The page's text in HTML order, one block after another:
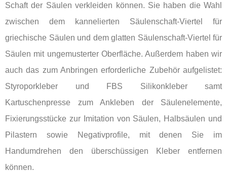
Schaft der Säulen verkleiden können. Sie haben die Wahl
zwischen dem kannelierten Säulenschaft-Viertel für
griechische Säulen und dem glatten Säulenschaft-Viertel für
Säulen mit ungemusterter Oberfläche. Außerdem haben wir
auch das zum Anbringen erforderliche Zubehör aufgelistet:
Styroporkleber und FBS Silikonkleber samt
Kartuschenpresse zum Ankleben der Säulenelemente,
Fixierungsstücke zur Imitation von Säulen, Halbsäulen und
Pilastern sowie Negativprofile, mit denen Sie im
Handumdrehen den überschüssigen Kleber entfernen
können.